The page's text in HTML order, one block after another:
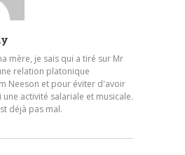
mère, je sais qui a tiré sur Mr
relation platonique
Neeson et pour éviter d'avoir
activité salariale et musicale.
déjà pas mal.